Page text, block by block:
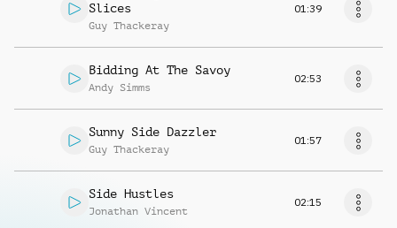
Slices
Guy Thackeray
01:39
Bidding At The Savoy
Andy Simms
02:53
Sunny Side Dazzler
Guy Thackeray
01:57
Side Hustles
Jonathan Vincent
02:15